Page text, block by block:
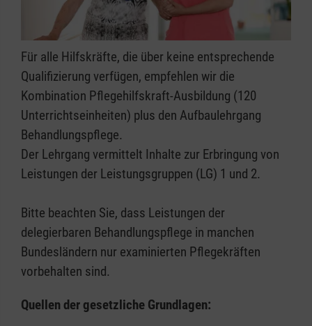
Für alle Hilfskräfte, die über keine entsprechende
Qualifizierung verfügen, empfehlen wir die
Kombination Pflegehilfskraft-Ausbildung (120
Unterrichtseinheiten) plus den Aufbaulehrgang
Behandlungspflege.
Der Lehrgang vermittelt Inhalte zur Erbringung von
Leistungen der Leistungsgruppen (LG) 1 und 2.
Bitte beachten Sie, dass Leistungen der
delegierbaren Behandlungspflege in manchen
Bundesländern nur examinierten Pflegekräften
vorbehalten sind.
Quellen der gesetzliche Grundlagen: